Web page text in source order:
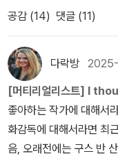
던 손을 놓아야 하는 순간
안하지 않겠지만 한 손이
엇도 제대로 할 수 없다.
리고 땀에 끈적이는 손이
야 할지 서로 타이밍을
은 손은 언젠가 놓아야
자 달리는 순간엄마가 결
는 순간이런 균열이 관계
만, 둘은 다른 결정을 내
인도적 느낌이 강했다.
어려움을섬세하게, 담백
각을 했다. 줌파 라히리는
없었다. 해서, 그녀가 퓰
사람’이라는 말이 좋았는
으로, 읽는내내 나를 달
며 지내고 어머니의 마
자와 결혼하고 미국사회
게 된 프라납 삼촌 또한
국) . 동생만큼은 미국인
고 미성년임에도 술을 알
이 알콜중독 환자가 되고
신의 실패를 인정할 수
이 데보라를 만나 결혼을
듬어 주는 듯한 서술이
를 들어내는 엄마 또한 멋
받고 싶어하고 멋진 사람
한다.<머물지 않은 방>
함께 참석하러 온 아밋
다. '사실 둘째 이후에 우
졌어요.' '모든 사람에게
지... 약간 고구마 느낌이
미리 샀다. 출장 오면 시
시간 없을 것 같은 느낌.
탁월한 피해자>는 연대
좋아하는 편은 아니고 책
글 잘 쓰는 사람이 이런
닌가. 그리고 이 책을 쓰
공감 (14) 댓글 (11)
다락방
[머티리얼리스트] I
좋아하는 작가에 대해서
화감독에 대해서라면 최
음, 오래전에는 구스 반